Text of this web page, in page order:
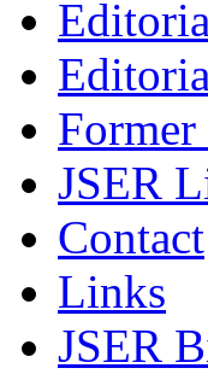
JSER
Contact
Links
JSER